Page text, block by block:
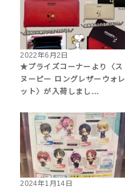
2022年6月2日
★プライズコーナーより〈ス
ヌーピー ロングレザーウォレ
ット〉が入荷しまし…
2024年1月14日